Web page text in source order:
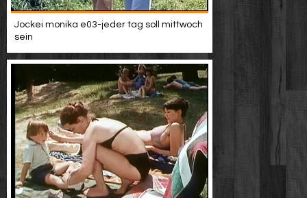
Jockei monika e03-jeder tag soll mittwoch
sein